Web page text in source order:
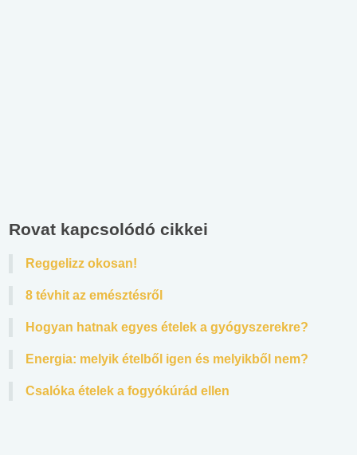
Rovat kapcsolódó cikkei
Reggelizz okosan!
8 tévhit az emésztésről
Hogyan hatnak egyes ételek a gyógyszerekre?
Energia: melyik ételből igen és melyikből nem?
Csalóka ételek a fogyókúrád ellen